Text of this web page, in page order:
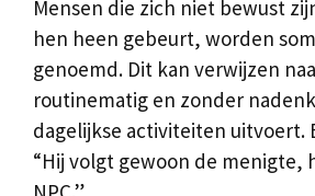
Mensen die zich niet bewust
hen heen gebeurt, worden
genoemd. Dit kan verwijzen
routinematig en zonder
dagelijkse activiteiten uitvoert.
“Hij volgt gewoon de menigte,